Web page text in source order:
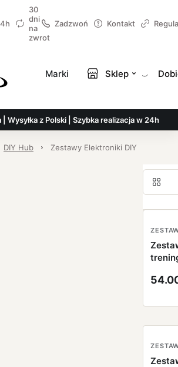
30
dni
na
zwrot
Zadzwoń Kontakt
Marki Sklep
Wysyłka z Polski | Szybka realizacja w 24h
DIY Hub Zestawy Elektroniki DIY